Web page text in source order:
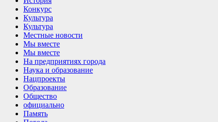
Конкурс
Культура
Культура
Местные новости
Мы вместе
Мы вместе
На предприятиях города
Наука и образование
Нацпроекты
Образование
Общество
официально
Память